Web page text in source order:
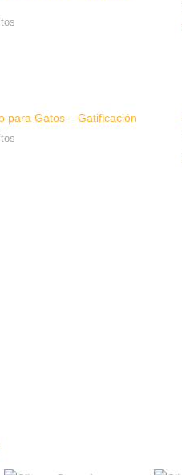
para Gatos – Gatificación